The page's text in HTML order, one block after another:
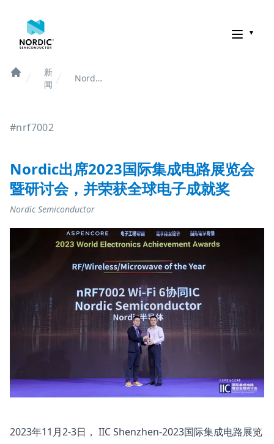
诺迪克半导体
Home
新
闻
Nordic
会，并
荣获全
球电子
成就奖
#nrf7002
Nordic出席2023国际集成电路展览会
暨研讨会，并荣获全球电子成就奖
Nordic Semiconductor
2023年11月2-3日， IIC Shenzhen-2023国际集成电路展览